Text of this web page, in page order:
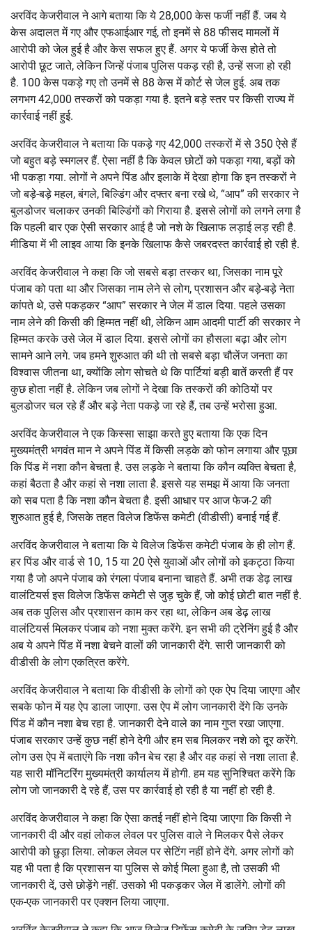
अरविंद केजरीवाल ने आगे बताया कि ये 28,000 केस फर्जी नहीं हैं. जब ये
केस अदालत में गए और एफआईआर गई, तो इनमें से 88 फीसद मामलों में
आरोपी को जेल हुई है और केस सफल हुए हैं. अगर ये फर्जी केस होते तो
आरोपी छूट जाते, लेकिन जिन्हें पंजाब पुलिस पकड़ रही है, उन्हें सजा हो रही
है. 100 केस पकड़े गए तो उनमें से 88 केस में कोर्ट से जेल हुई. अब तक
लगभग 42,000 तस्करों को पकड़ा गया है. इतने बड़े स्तर पर किसी राज्य में
कार्रवाई नहीं हुई.
अरविंद केजरीवाल ने बताया कि पकड़े गए 42,000 तस्करों में से 350 ऐसे हैं
जो बहुत बड़े स्मगलर हैं. ऐसा नहीं है कि केवल छोटों को पकड़ा गया, बड़ों को
भी पकड़ा गया. लोगों ने अपने पिंड और इलाके में देखा होगा कि इन तस्करों ने
जो बड़े-बड़े महल, बंगले, बिल्डिंग और दफ्तर बना रखे थे, “आप” की सरकार ने
बुलडोजर चलाकर उनकी बिल्डिंगों को गिराया है. इससे लोगों को लगने लगा है
कि पहली बार एक ऐसी सरकार आई है जो नशे के खिलाफ लड़ाई लड़ रही है.
मीडिया में भी लाइव आया कि इनके खिलाफ कैसे जबरदस्त कार्रवाई हो रही है.
अरविंद केजरीवाल ने कहा कि जो सबसे बड़ा तस्कर था, जिसका नाम पूरे
पंजाब को पता था और जिसका नाम लेने से लोग, प्रशासन और बड़े-बड़े नेता
कांपते थे, उसे पकड़कर “आप” सरकार ने जेल में डाल दिया. पहले उसका
नाम लेने की किसी की हिम्मत नहीं थी, लेकिन आम आदमी पार्टी की सरकार ने
हिम्मत करके उसे जेल में डाल दिया. इससे लोगों का हौसला बढ़ा और लोग
सामने आने लगे. जब हमने शुरुआत की थी तो सबसे बड़ा चौलेंज जनता का
विश्वास जीतना था, क्योंकि लोग सोचते थे कि पार्टियां बड़ी बातें करती हैं पर
कुछ होता नहीं है. लेकिन जब लोगों ने देखा कि तस्करों की कोठियों पर
बुलडोजर चल रहे हैं और बड़े नेता पकड़े जा रहे हैं, तब उन्हें भरोसा हुआ.
अरविंद केजरीवाल ने एक किस्सा साझा करते हुए बताया कि एक दिन
मुख्यमंत्री भगवंत मान ने अपने पिंड में किसी लड़के को फोन लगाया और पूछा
कि पिंड में नशा कौन बेचता है. उस लड़के ने बताया कि कौन व्यक्ति बेचता है,
कहां बैठता है और कहां से नशा लाता है. इससे यह समझ में आया कि जनता
को सब पता है कि नशा कौन बेचता है. इसी आधार पर आज फेज-2 की
शुरुआत हुई है, जिसके तहत विलेज डिफेंस कमेटी (वीडीसी) बनाई गई हैं.
अरविंद केजरीवाल ने बताया कि ये विलेज डिफेंस कमेटी पंजाब के ही लोग हैं.
हर पिंड और वार्ड से 10, 15 या 20 ऐसे युवाओं और लोगों को इकट्ठा किया
गया है जो अपने पंजाब को रंगला पंजाब बनाना चाहते हैं. अभी तक डेढ़ लाख
वालंटियर्स इस विलेज डिफेंस कमेटी से जुड़ चुके हैं, जो कोई छोटी बात नहीं है.
अब तक पुलिस और प्रशासन काम कर रहा था, लेकिन अब डेढ़ लाख
वालंटियर्स मिलकर पंजाब को नशा मुक्त करेंगे. इन सभी की ट्रेनिंग हुई है और
अब ये अपने पिंड में नशा बेचने वालों की जानकारी देंगे. सारी जानकारी को
वीडीसी के लोग एकत्रित करेंगे.
अरविंद केजरीवाल ने बताया कि वीडीसी के लोगों को एक ऐप दिया जाएगा और
सबके फोन में यह ऐप डाला जाएगा. उस ऐप में लोग जानकारी देंगे कि उनके
पिंड में कौन नशा बेच रहा है. जानकारी देने वाले का नाम गुप्त रखा जाएगा.
पंजाब सरकार उन्हें कुछ नहीं होने देगी और हम सब मिलकर नशे को दूर करेंगे.
लोग उस ऐप में बताएंगे कि नशा कौन बेच रहा है और वह कहां से नशा लाता है.
यह सारी मॉनिटरिंग मुख्यमंत्री कार्यालय में होगी. हम यह सुनिश्चित करेंगे कि
लोग जो जानकारी दे रहे हैं, उस पर कार्रवाई हो रही है या नहीं हो रही है.
अरविंद केजरीवाल ने कहा कि ऐसा कतई नहीं होने दिया जाएगा कि किसी ने
जानकारी दी और वहां लोकल लेवल पर पुलिस वाले ने मिलकर पैसे लेकर
आरोपी को छुड़ा लिया. लोकल लेवल पर सेटिंग नहीं होने देंगे. अगर लोगों को
यह भी पता है कि प्रशासन या पुलिस से कोई मिला हुआ है, तो उसकी भी
जानकारी दें, उसे छोड़ेंगे नहीं. उसको भी पकड़कर जेल में डालेंगे. लोगों की
एक-एक जानकारी पर एक्शन लिया जाएगा.